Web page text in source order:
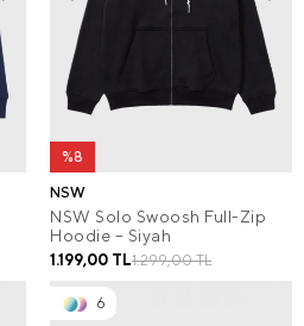
%8
NSW
NSW Solo Swoosh Full-Zip
Hoodie – Siyah
1.299,00 TL
1.199,00 TL
6